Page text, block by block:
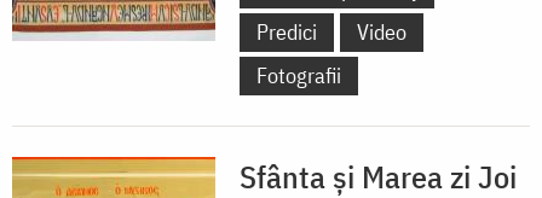
Predici
Video
Fotografii
Sfânta și Marea zi Joi